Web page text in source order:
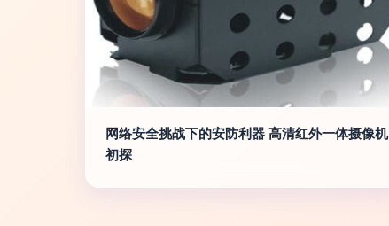
网络安全挑战下的安防利器 高清红外一体摄像机
初探